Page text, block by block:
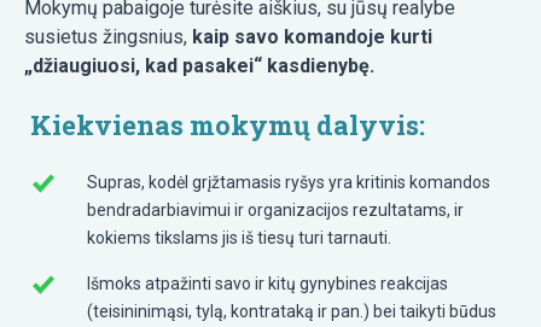
Mokymų pabaigoje turėsite aiškius, su jūsų realybe
susietus žingsnius, kaip savo komandoje kurti
„džiaugiuosi, kad pasakei“ kasdienybę.
Kiekvienas mokymų dalyvis:
Supras, kodėl grįžtamasis ryšys yra kritinis komandos
bendradarbiavimui ir organizacijos rezultatams, ir
kokiems tikslams jis iš tiesų turi tarnauti.
Išmoks atpažinti savo ir kitų gynybines reakcijas
(teisininimąsi, tylą, kontrataką ir pan.) bei taikyti būdus